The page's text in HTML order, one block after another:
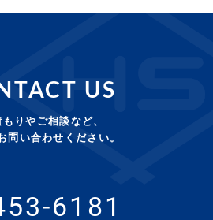
US
りやご相談など、
問い合わせください。
6181